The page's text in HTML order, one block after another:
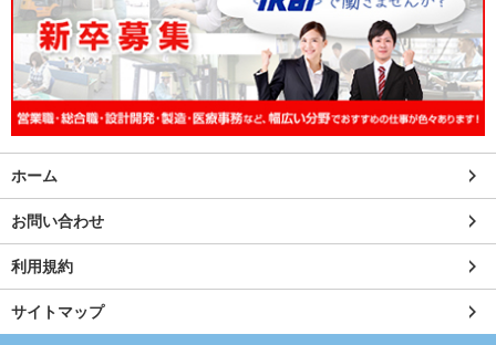
ホーム
お問い合わせ
利用規約
サイトマップ